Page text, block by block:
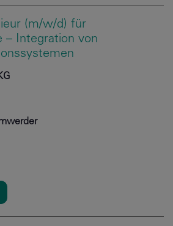
(m/w/d) für
– Integration von